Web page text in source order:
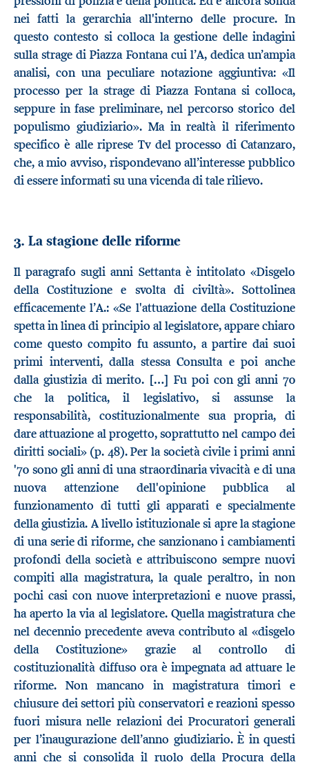
nei fatti la gerarchia all'interno delle procure. In
questo contesto si colloca la gestione delle indagini
sulla strage di Piazza Fontana cui l’A, dedica un’ampia
analisi, con una peculiare notazione aggiuntiva: «Il
processo per la strage di Piazza Fontana si colloca,
seppure in fase preliminare, nel percorso storico del
populismo giudiziario». Ma in realtà il riferimento
specifico è alle riprese Tv del processo di Catanzaro,
che, a mio avviso, rispondevano all’interesse pubblico
di essere informati su una vicenda di tale rilievo.
3. La stagione delle riforme
Il paragrafo sugli anni Settanta è intitolato «Disgelo
della Costituzione e svolta di civiltà». Sottolinea
efficacemente l’A.: «Se l'attuazione della Costituzione
spetta in linea di principio al legislatore, appare chiaro
come questo compito fu assunto, a partire dai suoi
primi interventi, dalla stessa Consulta e poi anche
dalla giustizia di merito. […] Fu poi con gli anni 70
che la politica, il legislativo, si assunse la
responsabilità, costituzionalmente sua propria, di
dare attuazione al progetto, soprattutto nel campo dei
diritti sociali» (p. 48). Per la società civile i primi anni
'70 sono gli anni di una straordinaria vivacità e di una
nuova attenzione dell'opinione pubblica al
funzionamento di tutti gli apparati e specialmente
della giustizia. A livello istituzionale si apre la stagione
di una serie di riforme, che sanzionano i cambiamenti
profondi della società e attribuiscono sempre nuovi
compiti alla magistratura, la quale peraltro, in non
pochi casi con nuove interpretazioni e nuove prassi,
ha aperto la via al legislatore. Quella magistratura che
nel decennio precedente aveva contributo al «disgelo
della Costituzione» grazie al controllo di
costituzionalità diffuso ora è impegnata ad attuare le
riforme. Non mancano in magistratura timori e
chiusure dei settori più conservatori e reazioni spesso
fuori misura nelle relazioni dei Procuratori generali
per l’inaugurazione dell’anno giudiziario. È in questi
anni che si consolida il ruolo della Procura della